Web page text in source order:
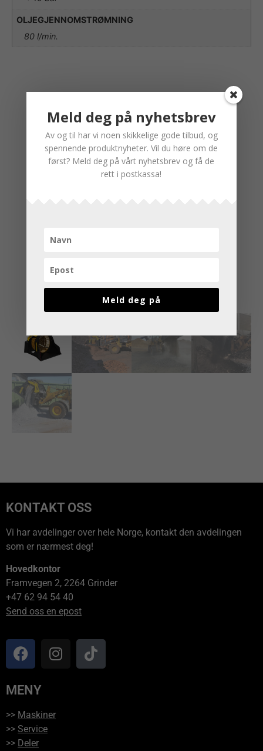
OLJEGJENNOMSTRØMNING
80 l/min.
KONTAKT OSS
Vi har avdelinger over hele Norge, kontakt den avdelingen
som er nærmest deg!
Hovedkontor
Framvegen 2, 2264 Grinder
+47 62 94 54 40
Send oss en epost
MENY
>> Maskiner
>> Service
>> Deler
Meld deg på nyhetsbrev
Av og til har vi noen skikkelige gode tilbud, og
spennende produktnyheter. Vil du høre om de
først? Meld deg på vårt nyhetsbrev og få de
rett i postkassa!
Meld deg på